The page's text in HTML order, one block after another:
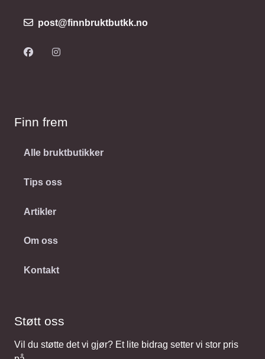
post@finnbruktbutkk.no
Finn frem
Alle bruktbutikker
Tips oss
Artikler
Om oss
Kontakt
Støtt oss
Vil du støtte det vi gjør? Et lite bidrag setter vi stor pris